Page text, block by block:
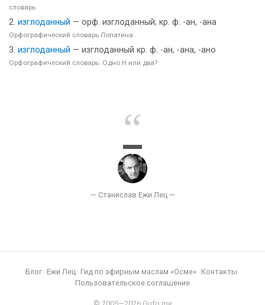
словарь
изглоданный — орф. изглоданный; кр. ф. -ан, -ана
Орфографический словарь Лопатина
изглоданный — изглоданный кр. ф. -ан, -ана, -ано
Орфографический словарь. Одно Н или два?
Блог Ежи Лец Гид по эфирным маслам «Осме»
Контакты
Пользовательское соглашение